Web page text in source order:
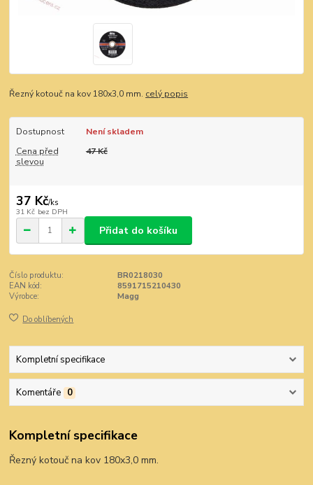
Řezný kotouč na kov 180x3,0 mm. celý popis
Dostupnost
Není skladem
Cena před
slevou
47 Kč
37 Kč/ks
31 Kč bez DPH
Přidat do košíku
Číslo produktu:
BR0218030
EAN kód:
8591715210430
Výrobce:
Magg
Do oblíbených
Kompletní specifikace
Komentáře 0
Kompletní specifikace
Řezný kotouč na kov 180x3,0 mm.